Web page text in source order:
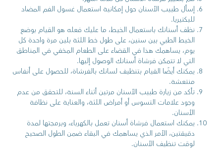
إسأل طبيب الأسنان حول إمكانية استعمال غسول الفم المضاد
للبكتيريا.
نظف أسنانك باستعمال الخيط، ما عليك فعله هو القيام بوضع
الخيط الطبي بين سنين، على طول خط اللثة بلين مرة واحدة كل
يوم، يساهمك هذا في القضاء على الطعام المخفي في المناطق
التي لا تتمكن فرشاة أسنانك الوصول إليها.
يمكنك أيضًا القيام بتنظيف لسانك بالفرشاة، للحصول على أنفاس
منتعشة.
تأكد من زيارة طبيب الأسنان مرتين أثناء السنة، للتحقق من عدم
وجود علامات التسوس أو أمراض اللثة، والعناية على نظافة
الأسنان.
يمكنك استعمال فرشاة أسنان تعمل بالكهرباء، وبرمجتها لمدة
دقيقتين، الأمر الذي يساهمك في البقاء ضمن الطول الصحيح
لوقت تنظيف الأسنان.